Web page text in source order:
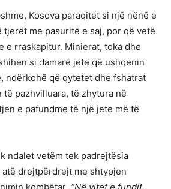
Kosova paraqitet si një nënë e
tjerët me pasuritë e saj, por që vetë
e rraskapitur. Minierat, toka dhe
si damarë jete që ushqenin
ndërkohë që qytetet dhe fshatrat
pazhvilluara, të zhytura në
e pafundme të një jete më të
ndalet vetëm tek padrejtësia
drejtpërdrejt me shtypjen
kombëtar. “Në vitet e fundit,